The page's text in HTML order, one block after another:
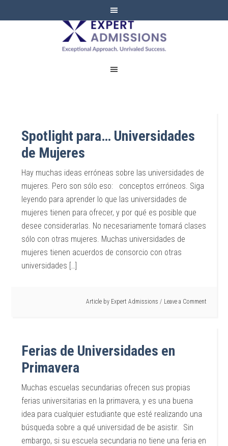
EXPERT
ADMISSIONS
Spotlight para… Universidades
de Mujeres
Hay muchas ideas erróneas sobre las universidades de
mujeres. Pero son sólo eso: conceptos erróneos. Siga
leyendo para aprender lo que las universidades de
mujeres tienen para ofrecer, y por qué es posible que
desee considerarlas. No necesariamente tomará clases
sólo con otras mujeres. Muchas universidades de
mujeres tienen acuerdos de consorcio con otras
universidades […]
Article by Expert Admissions Leave a Comment
Ferias de Universidades en
Primavera
Muchas escuelas secundarias ofrecen sus propias
ferias universitarias en la primavera, y es una buena
idea para cualquier estudiante que esté realizando una
búsqueda sobre a qué universidad de be asistir. Sin
embargo, si su escuela secundaria no tiene una feria en